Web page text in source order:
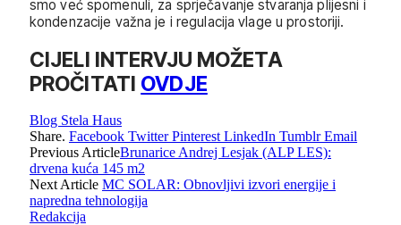
smo već spomenuli, za sprječavanje stvaranja plijesni i
kondenzacije važna je i regulacija vlage u prostoriji.
CIJELI INTERVJU MOŽETA
PROČITATI OVDJE
Blog Stela Haus
Share. Facebook Twitter Pinterest LinkedIn Tumblr Email
Previous ArticleBrunarice Andrej Lesjak (ALP LES):
drvena kuća 145 m2
Next Article MC SOLAR: Obnovljivi izvori energije i
napredna tehnologija
Redakcija